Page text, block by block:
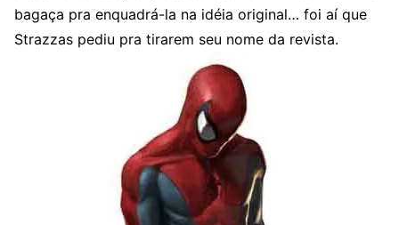
bagaça pra enquadrá-la na idéia original… foi aí que
Strazzas pediu pra tirarem seu nome da revista.